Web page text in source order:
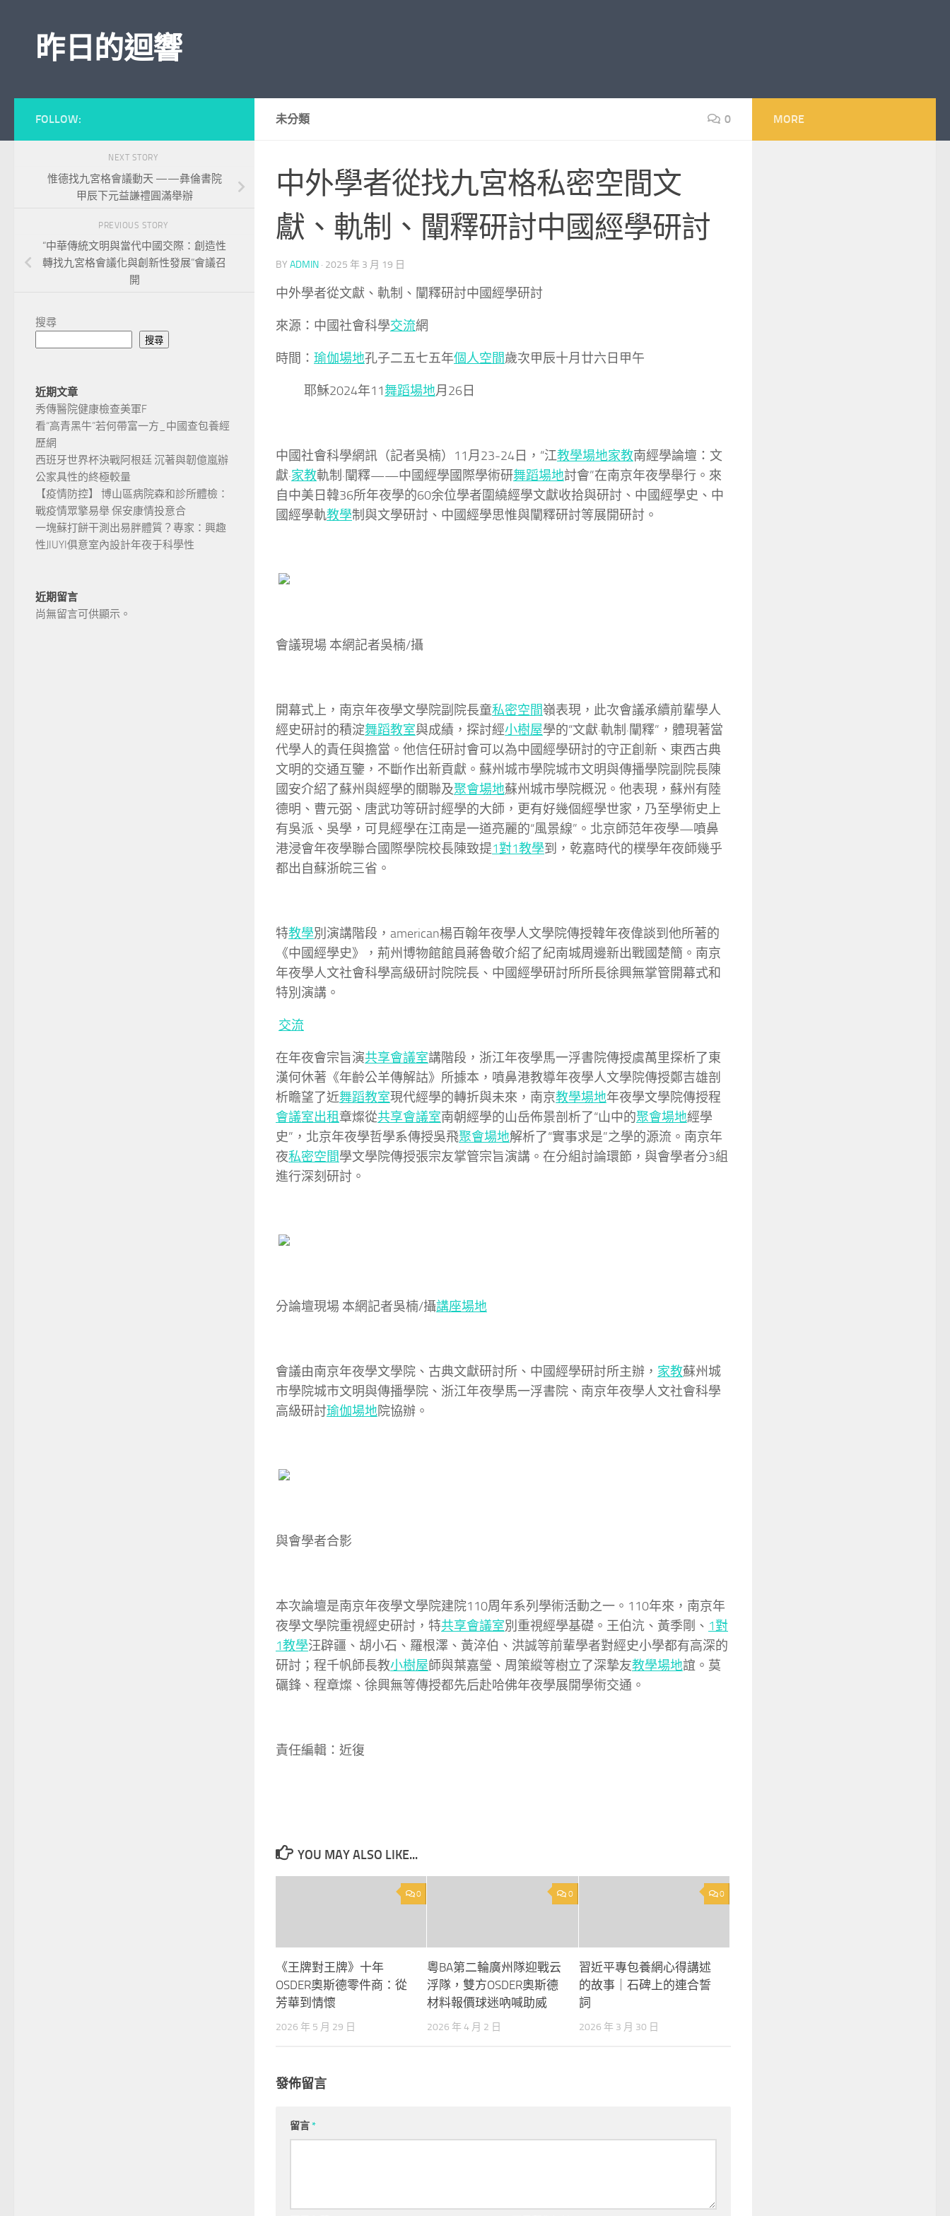
昨日的迴響
未分類 0
中外學者從找九宮格私密空間文
獻、軌制、闡釋研討中國經學研討
BY ADMIN · 2025 年 3 月 19 日
中外學者從文獻、軌制、闡釋研討中國經學研討
來源：中國社會科學交流網
時間： 瑜伽場地孔子二五七五年個人空間歲次甲辰十月廿六日甲午
耶穌2024年11舞蹈場地月26日
中國社會科學網訊（記者吳楠） 11月23-24日，“江教學場地家教南經學論壇：文
獻·家教軌制·闡釋——中國經學國際學術研舞蹈場地討會”在南京年夜學舉行。來
自中美日韓36所年夜學的60余位學者圍繞經學文獻收拾與研討、中國經學史、中
國經學軌教學制與文學研討、中國經學思惟與闡釋研討等展開研討。
會議現場 本網記者吳楠/攝
開幕式上，南京年夜學文學院副院長童私密空間嶺表現，此次會議承續前輩學人
經史研討的積淀舞蹈教室與成績，探討經小樹屋學的“文獻·軌制·闡釋”，體現著當
代學人的責任與擔當。他信任研討會可以為中國經學研討的守正創新、東西古典
文明的交通互鑒，不斷作出新貢獻。蘇州城市學院城市文明與傳播學院副院長陳
國安介紹了蘇州與經學的關聯及聚會場地蘇州城市學院概況。他表現，蘇州有陸
德明、曹元弼、唐武功等研討經學的大師，更有好幾個經學世家，乃至學術史上
有吳派、吳學，可見經學在江南是一道亮麗的“風景線”。北京師范年夜學—噴鼻
港浸會年夜學聯合國際學院校長陳致提1對1教學到，乾嘉時代的樸學年夜師幾乎
都出自蘇浙皖三省。
特教學別演講階段，american楊百翰年夜學人文學院傳授韓年夜偉談到他所著的
《中國經學史》，荊州博物館館員蔣魯敬介紹了紀南城周邊新出戰國楚簡。南京
年夜學人文社會科學高級研討院院長、中國經學研討所所長徐興無掌管開幕式和
特別演講。
交流
在年夜會宗旨演共享會議室講階段，浙江年夜學馬一浮書院傳授虞萬里探析了東
漢何休著《年齡公羊傳解詁》所據本，噴鼻港教導年夜學人文學院傳授鄭吉雄剖
析瞻望了近舞蹈教室現代經學的轉折與未來，南京教學場地年夜學文學院傳授程
會議室出租章燦從共享會議室南朝經學的山岳佈景剖析了“山中的聚會場地經學
史”，北京年夜學哲學系傳授吳飛聚會場地解析了“實事求是”之學的源流。南京年
夜私密空間學文學院傳授張宗友掌管宗旨演講。在分組討論環節，與會學者分3組
進行深刻研討。
分論壇現場 本網記者吳楠/攝講座場地
會議由南京年夜學文學院、古典文獻研討所、中國經學研討所主辦， 家教蘇州城
市學院城市文明與傳播學院、浙江年夜學馬一浮書院、南京年夜學人文社會科學
高級研討瑜伽場地院協辦。
與會學者合影
本次論壇是南京年夜學文學院建院110周年系列學術活動之一。110年來，南京年
夜學文學院重視經史研討，特共享會議室別重視經學基礎。王伯沆、黃季剛、 1對
1教學汪辟疆、胡小石、羅根澤、黃淬伯、洪誠等前輩學者對經史小學都有高深的
研討；程千帆師長教小樹屋師與葉嘉瑩、周策縱等樹立了深摯友教學場地誼。莫
礪鋒、程章燦、徐興無等傳授都先后赴哈佛年夜學展開學術交通。
責任編輯：近復
YOU MAY ALSO LIKE...
0
《王牌對王牌》十年
OSDER奧斯德零件商：從
芳華到情懷
2026 年 5 月 29 日
0
粵BA第二輪廣州隊迎戰云
浮隊，雙方OSDER奧斯德
材料報價球迷吶喊助威
2026 年 4 月 2 日
0
習近平專包養網心得講述
的故事｜石碑上的連合誓
詞
2026 年 3 月 30 日
發佈留言
留言*
FOLLOW:
NEXT STORY
惟德找九宮格會議動天 ——彝倫書院
甲辰下元益謙禮圓滿舉辦
PREVIOUS STORY
“中華傳統文明與當代中國交際：創造性
轉找九宮格會議化與創新性發展”會議召
開
搜尋
搜尋
近期文章
秀傳醫院健康檢查美軍F
看“高青黑牛”若何帶富一方_中國查包養經
歷網
西班牙世界杯決戰阿根廷 沉著與韌億嵐辦
公家具性的終極較量
【疫情防控】 博山區病院森和診所體檢：
戰疫情眾擎易舉 保安康情投意合
一塊蘇打餅干測出易胖體質？專家：興趣
性JIUYI俱意室內設計年夜于科學性
近期留言
尚無留言可供顯示。
MORE